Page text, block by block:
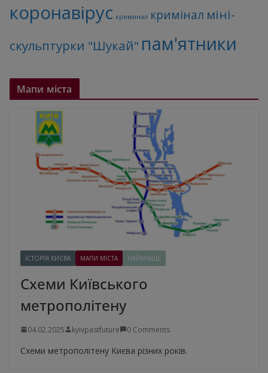
коронавірус криминал кримінал міні-
скульптурки "Шукай" пам'ятники
Мапи міста
ІСТОРІЯ КИЄВА МАПИ МІСТА НАЙКРАЩЕ
Схеми Київського
метрополітену
04.02.2025 kyivpastfuture 0 Comments
Схеми метрополітену Києва різних років.